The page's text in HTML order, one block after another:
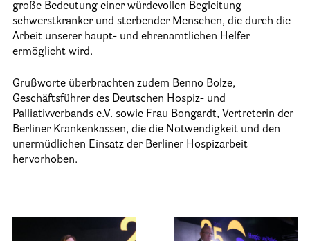
25 Jahre HPV Berlin – Festakt am 19. Okt. 2024
Berliner Hospizaktionen
Berliner Hospizforen
Aktion: Letzte Wünsche Wand
Ehrenamt
Adressen
große Bedeutung einer würdevollen Begleitung
schwerstkranker und sterbender Menschen, die durch die
Arbeit unserer haupt- und ehrenamtlichen Helfer
ermöglicht wird.
Grußworte überbrachten zudem Benno Bolze,
Geschäftsführer des Deutschen Hospiz- und
Palliativverbands e.V. sowie Frau Bongardt, Vertreterin der
Berliner Krankenkassen, die die Notwendigkeit und den
unermüdlichen Einsatz der Berliner Hospizarbeit
hervorhoben.